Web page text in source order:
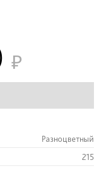
Разноцветный
215